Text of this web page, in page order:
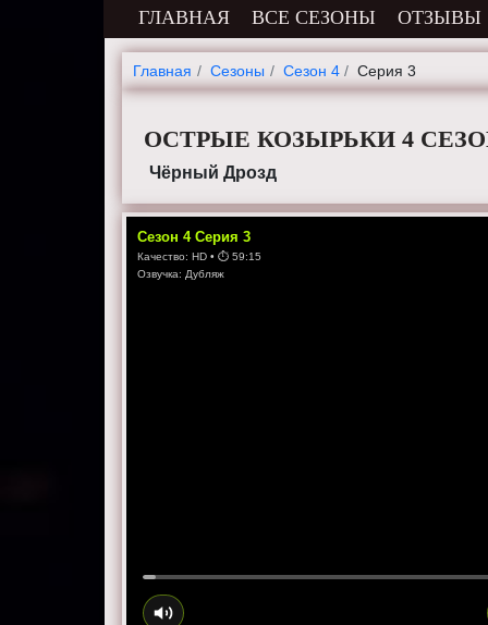
ГЛАВНАЯ ВСЕ СЕЗОНЫ ОТЗЫВЫ
Главная Cезоны Сезон 4 Серия 3
ОСТРЫЕ КОЗЫРЬКИ 4
Чёрный Дрозд
Сезон4 Серия3
Качество:HD • ⏱59:15
Озвучка: Дубляж